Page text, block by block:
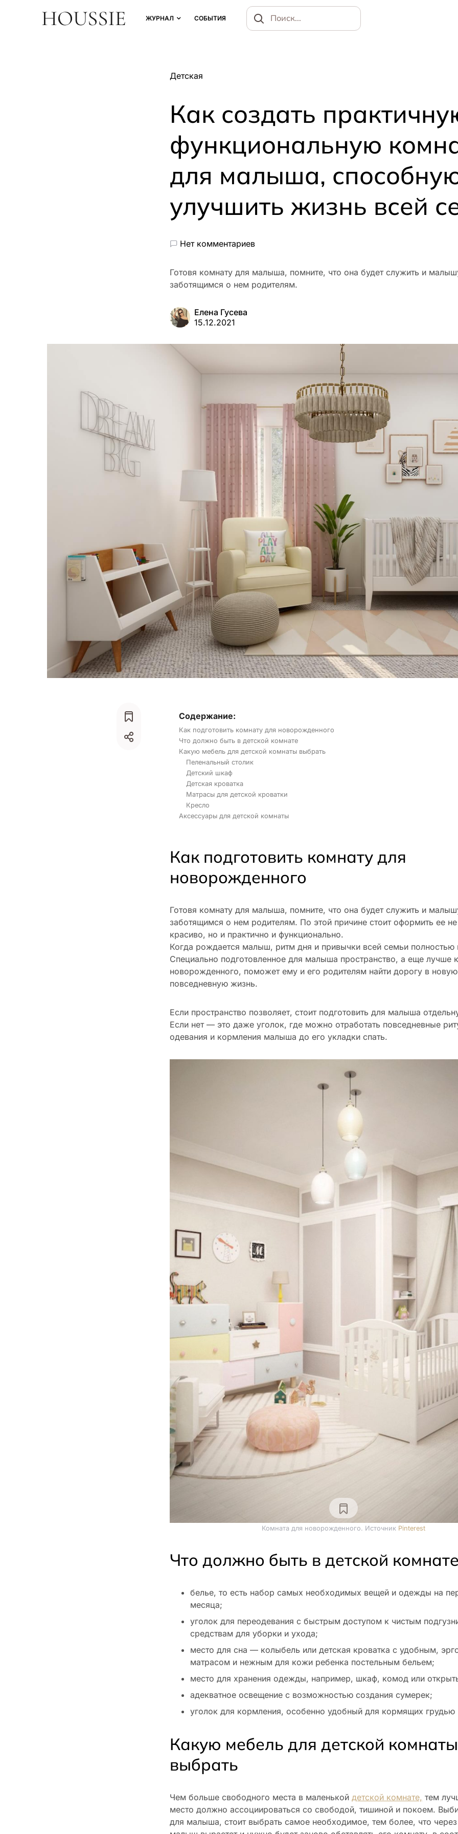
ЖУРНАЛ СОБЫТИЯ
Найти
Детская
Как создать
функциональную
для малыша,
улучшить жизнь всей
Нет комментариев
Готовя комнату для малыша, помните, что она будет служить и
заботящимся о нем родителям.
Елена Гусева
15.12.2021
Содержание:
Как подготовить комнату для новорожденного
Что должно быть в детской комнате
Какую мебель для детской комнаты выбрать
Пеленальный столик
Детский шкаф
Детская кроватка
Матрасы для детской кроватки
Кресло
Аксессуары для детской комнаты
Как подготовить комнату для
новорожденного
Готовя комнату для малыша, помните, что она будет служить и
заботящимся о нем родителям. По этой причине стоит оформить ее
красиво, но и практично и функционально.
Когда рождается малыш, ритм дня и привычки всей семьи полностью
Специально подготовленное для малыша пространство, а еще лучше
новорожденного, поможет ему и его родителям найти дорогу в новую
повседневную жизнь.
Если пространство позволяет, стоит подготовить для малыша
Если нет — это даже уголок, где можно отработать повседневные
одевания и кормления малыша до его укладки спать.
Комната для новорожденного. Источник Pinterest
Что должно быть в детской
белье, то есть набор самых необходимых вещей и одежды на
месяца;
уголок для переодевания с быстрым доступом к чистым
средствам для уборки и ухода;
место для сна — колыбель или детская кроватка с удобным,
матрасом и нежным для кожи ребенка постельным бельем;
место для хранения одежды, например, шкаф, комод или
адекватное освещение с возможностью создания сумерек;
уголок для кормления, особенно удобный для кормящих грудью
Какую мебель для детской комнаты
выбрать
Чем больше свободного места в маленькой детской комнате, тем
место должно ассоциироваться со свободой, тишиной и покоем.
для малыша, стоит выбрать самое необходимое, тем более, что через